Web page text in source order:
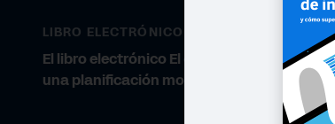
LIBRO ELECTRÓNICO
El libro electrónico El camino hacia
una planificación moderna